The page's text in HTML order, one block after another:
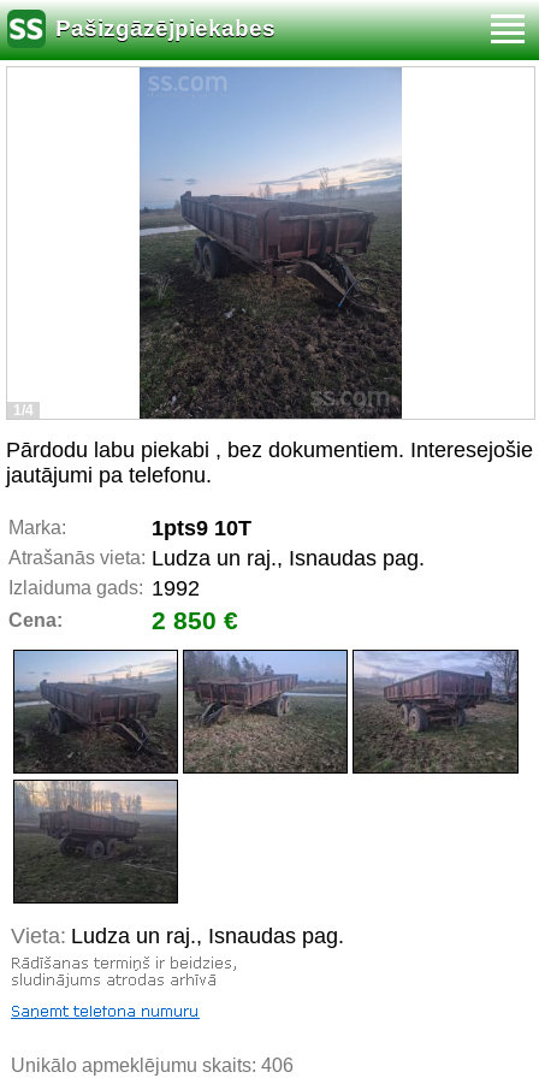
Pašizgāzējpiekabes
1/4
Pārdodu labu piekabi , bez dokumentiem. Interesejošie
jautājumi pa telefonu.
Marka: 1pts9 10T
Atrašanās vieta: Ludza un raj., Isnaudas pag.
Izlaiduma gads: 1992
Cena: 2 850 €
Vieta: Ludza un raj., Isnaudas pag.
Unikālo apmeklējumu skaits: 406